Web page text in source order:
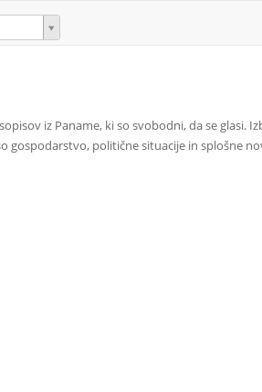
iz Paname, ki so svobodni, da se glasi.
politične situacije in splošne